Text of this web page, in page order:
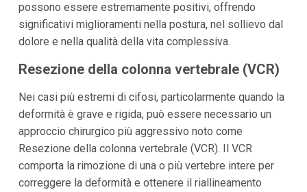
possono essere estremamente positivi, offrendo
significativi miglioramenti nella postura, nel sollievo dal
dolore e nella qualità della vita complessiva.
Resezione della colonna vertebrale (VCR)
Nei casi più estremi di cifosi, particolarmente quando la
deformità è grave e rigida, può essere necessario un
approccio chirurgico più aggressivo noto come
Resezione della colonna vertebrale (VCR). Il VCR
comporta la rimozione di una o più vertebre intere per
correggere la deformità e ottenere il riallineamento